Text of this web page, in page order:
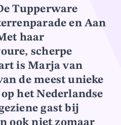
Tupperware
en Aan
haar
scherpe
is Marja van
de meest unieke
het Nederlandse
gast bij